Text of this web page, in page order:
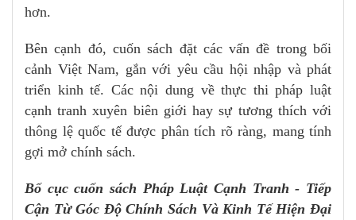
hơn.
Bên cạnh đó, cuốn sách đặt các vấn đề trong bối
cảnh Việt Nam, gắn với yêu cầu hội nhập và phát
triển kinh tế. Các nội dung về thực thi pháp luật
cạnh tranh xuyên biên giới hay sự tương thích với
thông lệ quốc tế được phân tích rõ ràng, mang tính
gợi mở chính sách.
Bố cục cuốn sách Pháp Luật Cạnh Tranh - Tiếp
Cận Từ Góc Độ Chính Sách Và Kinh Tế Hiện Đại